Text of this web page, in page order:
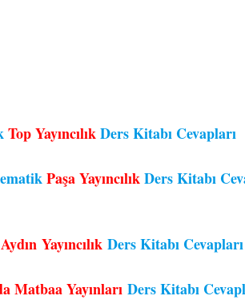
Top YayıncılıkDers Kitabı Cevapları
Paşa YayıncılıkDers Kitabı
Aydın Yayıncılık Ders Kitabı Cevapları
Matbaa Yayınları Ders Kitabı